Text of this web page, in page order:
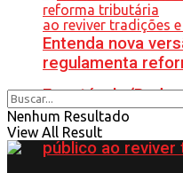
Espetáculo ‘Rede
público ao
Entenda nova
regulamenta
Nenhum Resultado
View All Result